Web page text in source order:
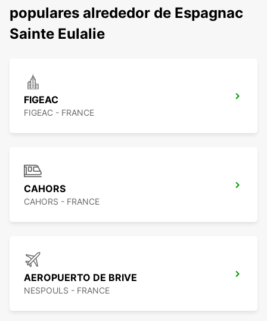
populares alrededor de Espagnac
Sainte Eulalie
FIGEAC
FIGEAC - FRANCE
CAHORS
CAHORS - FRANCE
AEROPUERTO DE BRIVE
NESPOULS - FRANCE